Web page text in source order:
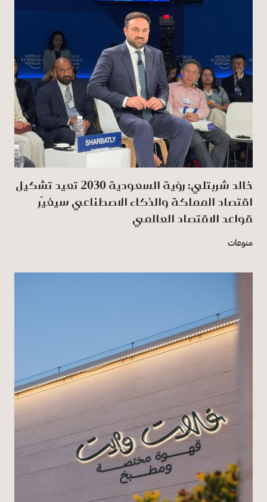
خالد شربتلي: رؤية السعودية 2030 تعيد تشكيل
اقتصاد المملكة والذكاء الاصطناعي سيغيّر
قواعد الاقتصاد العالمي
منوعات